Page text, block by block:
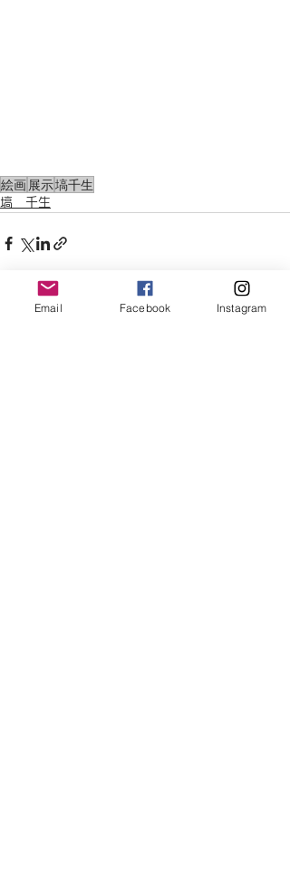
絵画展示塙千生
塙 千生
Email Facebook Instagram